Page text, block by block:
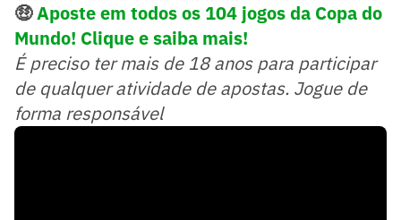
🤑Aposte em todos os 104 jogos da Copa do
Mundo! Clique e saiba mais!
É preciso ter mais de 18 anos para participar
de qualquer atividade de apostas. Jogue de
forma responsável